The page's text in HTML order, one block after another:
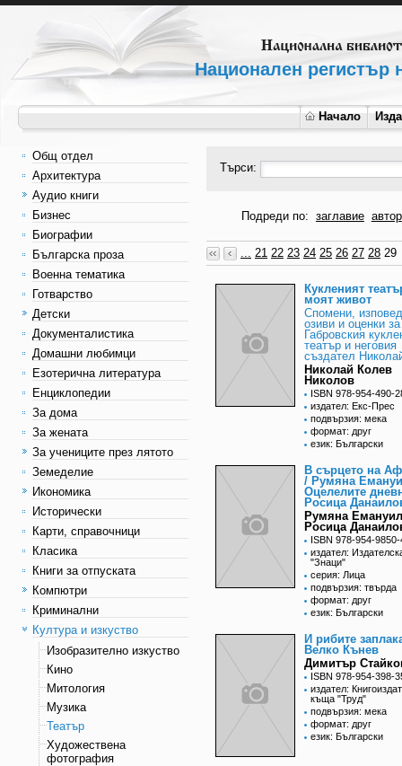
Национален регистър
Начало
Общ отдел
Архитектура
Аудио книги
Бизнес
Биографии
Българска проза
Военна тематика
Готварство
Детски
Документалистика
Домашни любимци
Езотерична литература
Енциклопедии
За дома
За жената
За учениците през лятото
Земеделие
Икономика
Исторически
Карти, справочници
Класика
Книги за отпуската
Компютри
Криминални
Култура и изкуство
Изобразително изкуство
Кино
Митология
Музика
Театър
Художествена
фотография
Търси:
Подреди по: заглавие автор
... 21 22 23 24 25 26 27 28 29
Кукленият
моят живот
Спомени,
озиви и оценки за
Габровския
театър и неговия
създател
Николай Колев
Николов
ISBN 978-954-490-
издател: Екс-Прес
подвързия: мека
формат: друг
език: Български
В сърцето на
/ Румяна
Оцелелите
Росица
Румяна
Росица
ISBN 978-954-
издател:
"Знаци"
серия: Лица
подвързия: твърда
формат: друг
език: Български
И рибите
Велко Кънев
Димитър
ISBN 978-954-398-
издател:
къща "Труд"
подвързия: мека
формат: друг
език: Български